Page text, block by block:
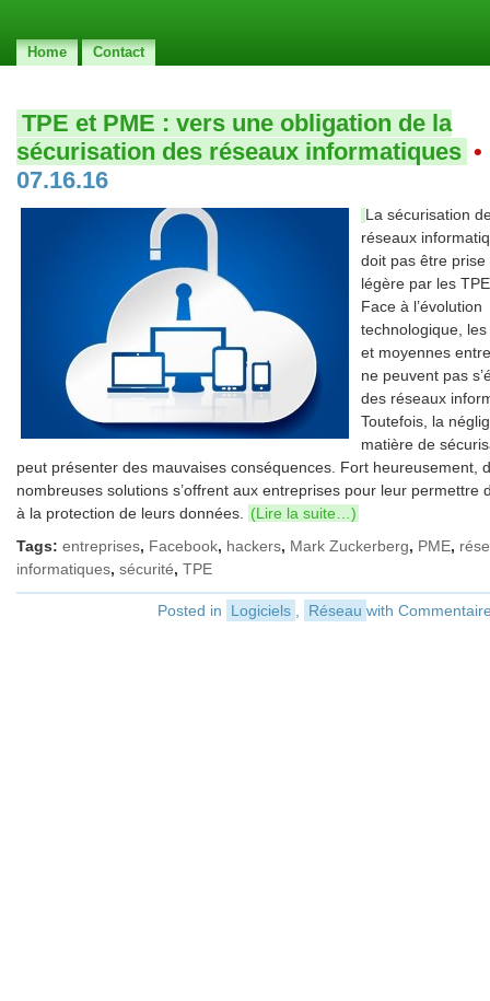
Home Contact
TPE et PME : vers une obligation de la
sécurisation des réseaux informatiques •
07.16.16
La sécurisation
réseaux
doit pas être prise
légère par les
Face à l’évolution
technologique,
et moyennes
ne peuvent pas
des réseaux
Toutefois, la
matière de
peut présenter des mauvaises conséquences. Fort heureusement,
nombreuses solutions s’offrent aux entreprises pour leur permettre
à la protection de leurs données. (Lire la suite…)
Tags: entreprises, Facebook, hackers, Mark Zuckerberg, PME,
informatiques, sécurité, TPE
Posted in Logiciels Réseau with